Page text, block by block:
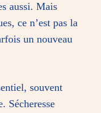
aussi. Mais
ce n’est pas la
un nouveau
souvent
Sécheresse